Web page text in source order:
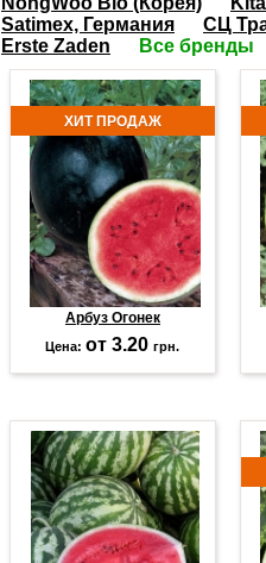
Satimex, Германия
СЦ
Erste Zaden
Все бренды
ХИТ ПРОДАЖ
Арбуз Огонек
Цена:от 3.20грн.